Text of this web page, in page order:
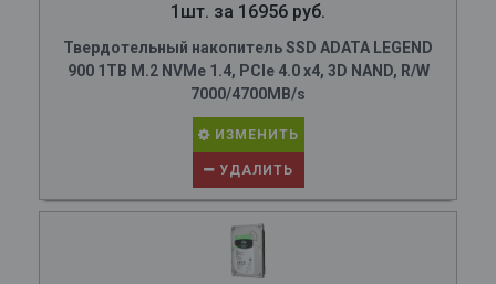
1шт. за 16956 руб.
Твердотельный накопитель SSD ADATA LEGEND
900 1TB M.2 NVMe 1.4, PCIe 4.0 x4, 3D NAND, R/W
7000/4700MB/s
ИЗМЕНИТЬ
УДАЛИТЬ